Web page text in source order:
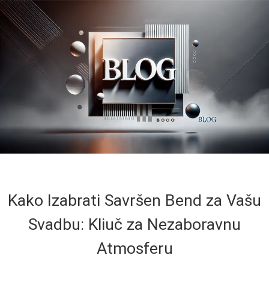
Kako Izabrati Savršen Bend za Vašu
Svadbu: Kliuč za Nezaboravnu
Atmosferu